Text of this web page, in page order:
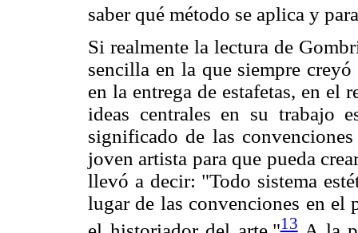
saber qué método se aplica y
Si realmente la lectura de
sencilla en la que siempre
en la entrega de estafetas, en el
ideas centrales en su
significado de las
joven artista para que pueda
llevó a decir: "Todo sistema
lugar de las convenciones en el
13